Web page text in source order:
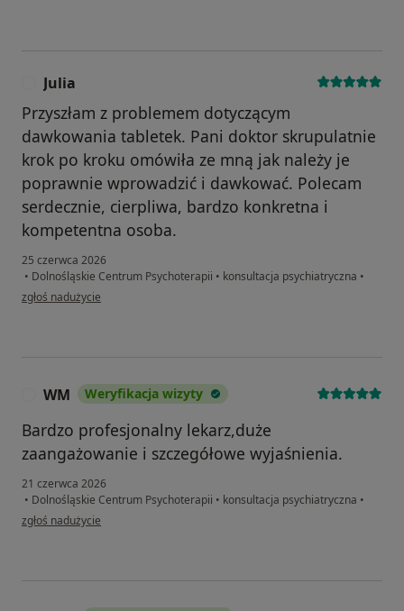
Julia
Przyszłam z problemem dotyczącym
dawkowania tabletek. Pani doktor skrupulatnie
krok po kroku omówiła ze mną jak należy je
poprawnie wprowadzić i dawkować. Polecam
serdecznie, cierpliwa, bardzo konkretna i
kompetentna osoba.
25 czerwca 2026
• Dolnośląskie Centrum Psychoterapii • konsultacja psychiatryczna •
w opinii użytkownika Julia
zgłoś nadużycie
WM Weryfikacja wizyty
Bardzo profesjonalny lekarz,duże
zaangażowanie i szczegółowe wyjaśnienia.
21 czerwca 2026
• Dolnośląskie Centrum Psychoterapii • konsultacja psychiatryczna •
w opinii użytkownika WM
zgłoś nadużycie